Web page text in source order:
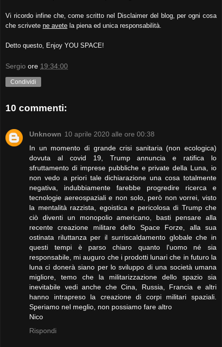
Vi ricordo infine che, come scritto nel Disclaimer del blog, per ogni cosa
che scrivete ne avete la piena ed unica responsabilità.
Detto questo, Enjoy YOU SPACE!
Sergio ore 19:34:00
Condividi
10 commenti:
Unknown 10 aprile 2020 alle ore 00:38
In un momento di grande crisi sanitaria (non ecologica)
dovuta al covid 19, Trump annuncia e ratifica lo
sfruttamento di imprese pubbliche e private della Luna, io
non vedo a priori tale dichiarazione una cosa totalmente
negativa, indubbiamente farebbe progredire ricerca e
tecnologie aereospaziali e non solo, però non vorrei, visto
la mentalità razzista, egoistica e pericolosa di Trump che
ciò diventi un monopolio americano, basti pensare alla
recente creazione militare dello Space Forze, alla sua
ostinata riluttanza per il surriscaldamento globale che in
questi tempi è parso chiaro quanto l'uomo né sia
responsabile, mi auguro che i prodotti lunari che in futuro la
luna ci donerà siano per lo sviluppo di una società umana
migliore, temo che la militarizzazione dello spazio sia
inevitabile vedi anche che Cina, Russia, Francia e altri
hanno intrapreso la creazione di corpi militari spaziali.
Speriamo nel meglio, non possiamo fare altro
Nico
Rispondi